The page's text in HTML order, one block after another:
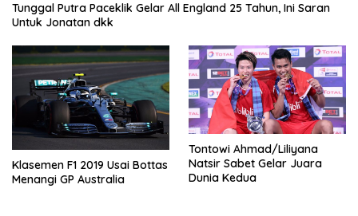
Tunggal Putra Paceklik Gelar All England 25 Tahun, Ini Saran
Untuk Jonatan dkk
Klasemen F1 2019 Usai Bottas
Menangi GP Australia
Tontowi Ahmad/Liliyana
Natsir Sabet Gelar Juara
Dunia Kedua